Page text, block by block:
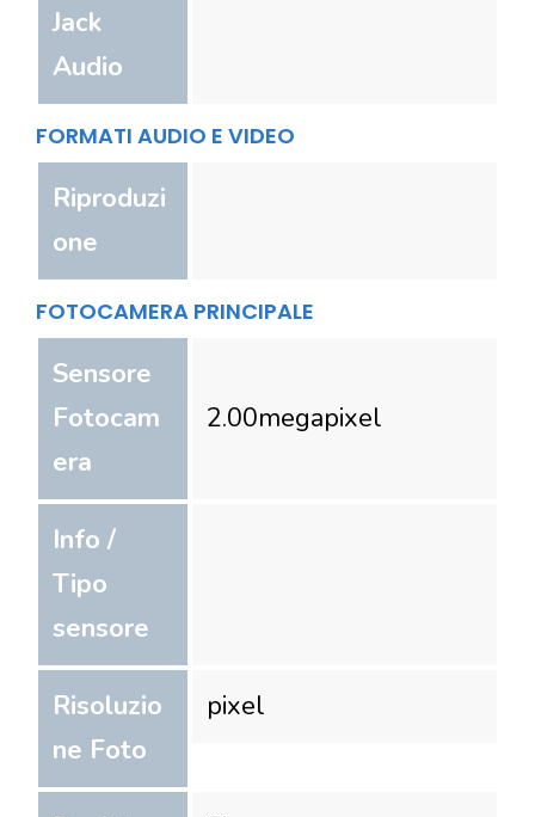
Jack
Audio
FORMATI AUDIO E VIDEO
Riproduzi
one
FOTOCAMERA PRINCIPALE
Sensore
Fotocam
era
2.00megapixel
Info /
Tipo
sensore
Risoluzio
ne Foto
pixel